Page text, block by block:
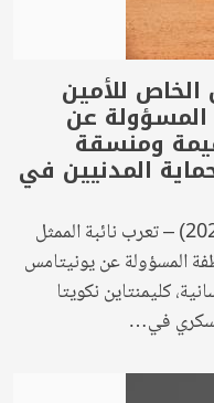
الخاص للأمين
المسؤولة عن
ومنسقة
المدنيين في
(بورتسودان، 2 تشرين الثاني/نوفمبر 2023) – تعرب نائبة الممثل
المسؤولة عن يونيتامس
كليمنتاين نكويتا
في…